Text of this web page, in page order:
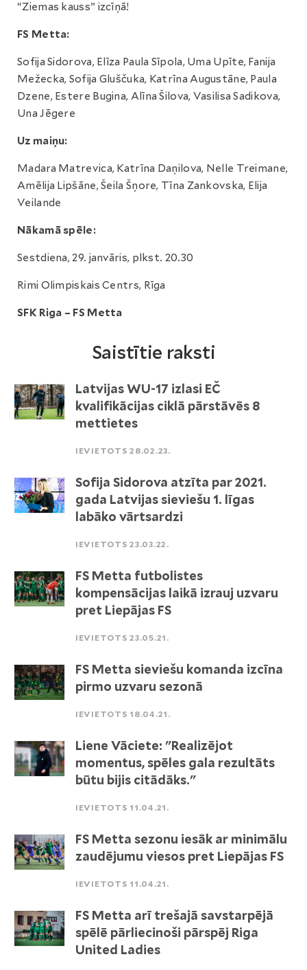
“Ziemas kauss” izcīņā!
FS Metta:
Sofija Sidorova, Elīza Paula Sīpola, Uma Upīte, Fanija
Mežecka, Sofija Gluščuka, Katrīna Augustāne, Paula
Dzene, Estere Bugina, Alīna Šilova, Vasilisa Sadikova,
Una Jēgere
Uz maiņu:
Madara Matrevica, Katrīna Daņilova, Nelle Treimane,
Amēlija Lipšāne, Šeila Šņore, Tīna Zankovska, Elija
Veilande
Nākamā spēle:
Sestdiena, 29. janvāris, plkst. 20.30
Rimi Olimpiskais Centrs, Rīga
SFK Riga – FS Metta
Saistītie raksti
Latvijas WU-17 izlasi EČ
kvalifikācijas ciklā pārstāvēs 8
mettietes
IEVIETOTS 28.02.23.
Sofija Sidorova atzīta par 2021.
gada Latvijas sieviešu 1. līgas
labāko vārtsardzi
IEVIETOTS 23.03.22.
FS Metta futbolistes
kompensācijas laikā izrauj uzvaru
pret Liepājas FS
IEVIETOTS 23.05.21.
FS Metta sieviešu komanda izcīna
pirmo uzvaru sezonā
IEVIETOTS 18.04.21.
Liene Vāciete: "Realizējot
momentus, spēles gala rezultāts
būtu bijis citādāks."
IEVIETOTS 11.04.21.
FS Metta sezonu iesāk ar minimālu
zaudējumu viesos pret Liepājas FS
IEVIETOTS 11.04.21.
FS Metta arī trešajā savstarpējā
spēlē pārliecinoši pārspēj Riga
United Ladies